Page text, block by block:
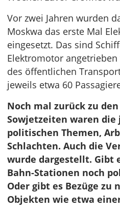
Vor zwei Jahren wurden
Moskwa das erste Mal
eingesetzt. Das sind
Elektromotor
des öffentlichen
jeweils etwa 60
Noch mal zurück zu
Sowjetzeiten waren die
politischen Themen,
Schlachten. Auch die
wurde dargestellt. Gibt
Bahn-Stationen noch
Oder gibt es Bezüge zu
Objekten wie etwa